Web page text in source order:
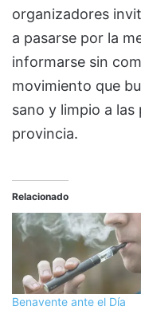
organizadores
a pasarse por la
informarse sin
movimiento que
sano y limpio a
provincia.
Relacionado
Benavente ante el Día